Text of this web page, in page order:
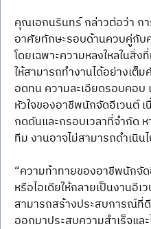
คุณเอกนรินทร์ กล่าวต่อว่า ก
อาศัยทักษะรอบด้านควบคู่กับ
โดยเฉพาะความหลงใหลในสิ่
ให้สามารถทำงานได้อย่างเ
อดทน ความละเอียดรอบคอบ
หัวใจของอาชีพนักจัดอีเวนต์
กดดันและกรอบเวลาที่จำกัด
ทีม งานอาจไม่สามารถดำเนิน
“ความท้าทายของอาชีพนักจั
หรือไอเดียให้กลายเป็นงานอี
สามารถสร้างประสบการณ์ที่
ออกมาประสบความสำเร็จแ